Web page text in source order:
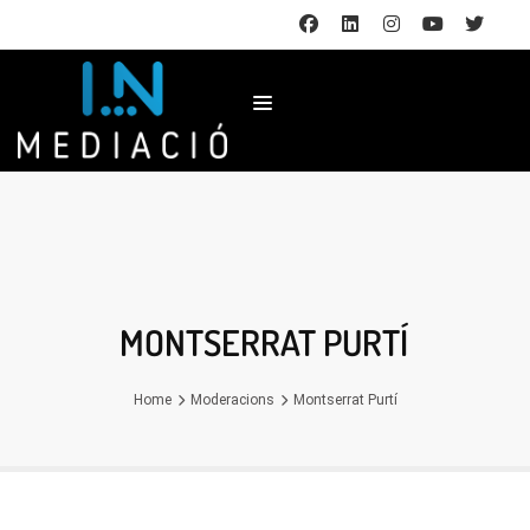
MONTSERRAT PURTÍ
Home Moderacions Montserrat Purtí